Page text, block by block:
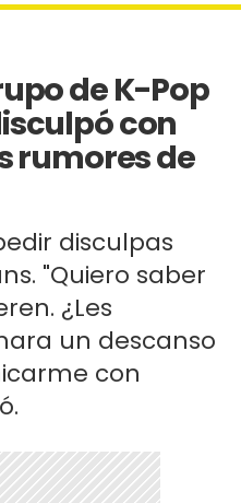
de K-Pop
con
rumores de
disculpas
"Quiero saber
¿Les
un descanso
con